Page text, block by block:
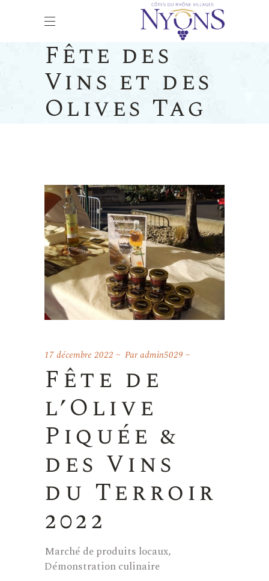
Fête des
Vins et des
Olives Tag
17 décembre 2022 Paradmin5029
Fête de
l’Olive
Piquée &
des Vins
du Terroir
2022
Marché de produits locaux,
Démonstration culinaire